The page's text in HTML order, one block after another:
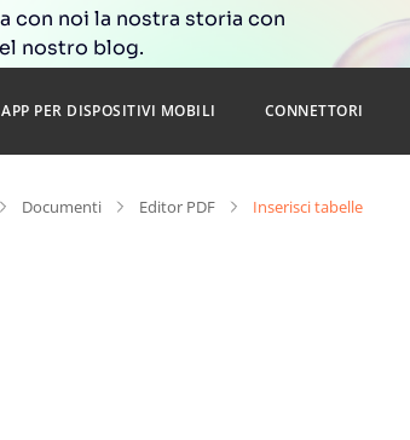
con noi la nostra storia con
nostro blog.
APP PER DISPOSITIVI MOBILI CONNETTORI
Documenti Editor PDF Inserisci tabelle